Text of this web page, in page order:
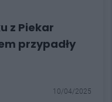
z Piekar
przypadły
10/04/2025